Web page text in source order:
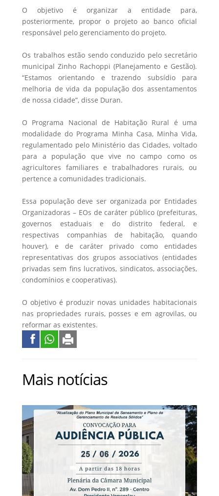
O objetivo é organizar a entidade para,
posteriormente, propor o projeto ao banco oficial
responsável pelo gerenciamento do projeto.
Os trabalhos estão sendo conduzido pelo secretário
municipal Zinho Rachoppi (Planejamento e Gestão).
“Estamos orientando e trazendo subsídio para
melhoria de vida da população dos assentamentos
de nossa cidade”, disse Duran.
O Programa Nacional de Habitação Rural é uma
modalidade do Programa Minha Casa, Minha Vida,
regulamentado pelo Ministério das Cidades, voltado
para a população que vive no campo como os
agricultores familiares e trabalhadores rurais, ou
pertence a comunidades tradicionais.
Essa população deve ser organizada por Entidades
Organizadoras – EOs de caráter público (prefeituras,
governos estaduais e do distrito federal, e
respectivas companhias de habitação, quando
houver), e de caráter privado como entidades
representativas dos grupos associativos (entidades
privadas sem fins lucrativos, sindicatos, associações,
condomínios e cooperativas).
O objetivo é produzir novas unidades habitacionais
nas propriedades rurais, posses e em agrovilas, ou
reformar as existentes.
Mais notícias